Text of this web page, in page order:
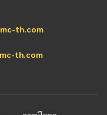
th.com
th.com